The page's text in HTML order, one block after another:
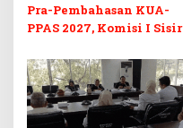
Pra-Pembahasan KUA-
PPAS 2027, Komisi I Sisir
Berkelanjutan